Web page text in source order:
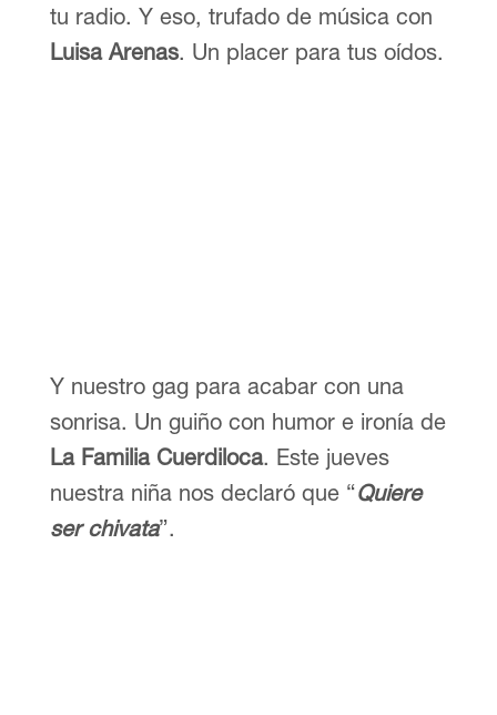
tu radio. Y eso, trufado de música con
Luisa Arenas. Un placer para tus oídos.
Y nuestro gag para acabar con una
sonrisa. Un guiño con humor e ironía de
La Familia Cuerdiloca. Este jueves
nuestra niña nos declaró que “Quiere
ser chivata”.